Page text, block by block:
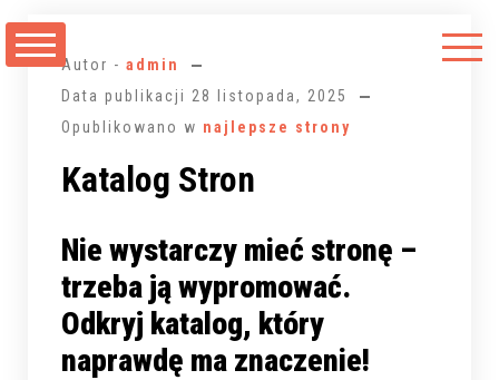
do
Autor - admin
Data publikacji 28 listopada, 2025
Opublikowano w najlepsze strony
Katalog Stron
Nie wystarczy mieć stronę –
trzeba ją wypromować.
Odkryj katalog, który
naprawdę ma znaczenie!